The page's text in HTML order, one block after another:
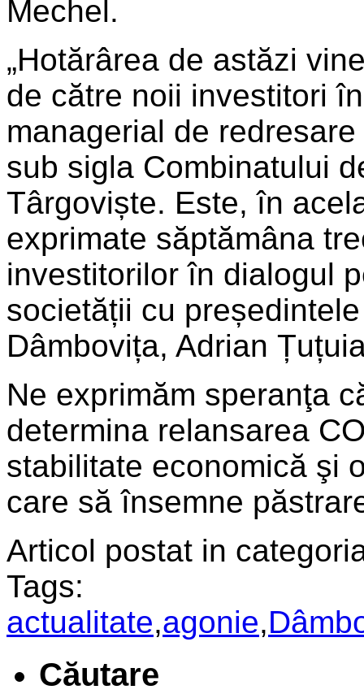
Mechel.
„Hotărârea de astăzi
de către noii investitori
managerial de
sub sigla Combinatului
Târgoviște. Este, în
exprimate săptămâna
investitorilor în dialogul
societății cu
Dâmbovița, Adrian
Ne exprimăm speranţa
determina relansarea
stabilitate economică şi
care să însemne
Articol postat in
Tags:
actualitate,agonie,
Căutare